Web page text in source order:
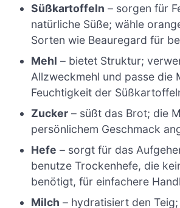
Süßkartoffeln – sorgen für
natürliche Süße; wähle
Sorten wie Beauregard für
Mehl – bietet Struktur;
Allzweckmehl und passe die
Feuchtigkeit der
Zucker – süßt das Brot; die
persönlichem Geschmack
Hefe – sorgt für das
benutze Trockenhefe, die
benötigt, für einfachere
Milch – hydratisiert den